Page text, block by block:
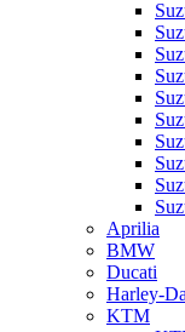
Aprilia
BMW
Ducati
Harley-
KTM